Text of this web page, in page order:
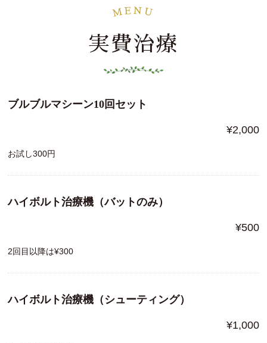
ME N U
実費治療
ブルブルマシーン10回セット
¥2,000
お試し300円
ハイボルト治療機（バットのみ）
¥500
2回目以降は¥300
ハイボルト治療機（シューティング）
¥1,000